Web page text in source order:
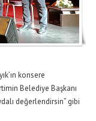
konsere
Belediye Başkanı
değerlendirsin” gibi